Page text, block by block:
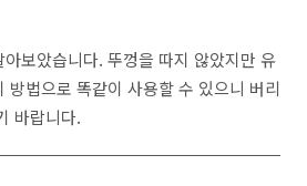
보았습니다. 뚜껑을 따지 않았지만 유
방법으로 똑같이 사용할 수 있으니 버리
바랍니다.